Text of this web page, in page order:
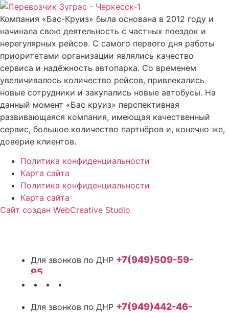
Компания «Бас-Круиз» была основана в 2012 году и
начинала свою деятельность с частных поездок и
нерегулярных рейсов. С самого первого дня работы
приоритетами организации являлись качество
сервиса и надёжность автопарка. Со временем
увеличивалось количество рейсов, привлекались
новые сотрудники и закупались новые автобусы. На
данный момент «Бас круиз» перспективная
развивающаяся компания, имеющая качественный
сервис, большое количество партнёров и, конечно же,
доверие клиентов.
Политика конфиденциальности
Карта сайта
Политика конфиденциальности
Карта сайта
Сайт создан WebCreative Studio
+7(949)509-59-
95
+7(949)442-46-